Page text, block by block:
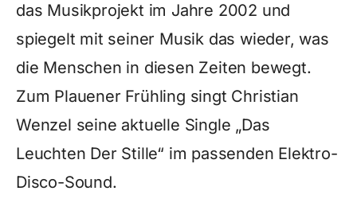
das Musikprojekt im Jahre 2002 und
spiegelt mit seiner Musik das wieder, was
die Menschen in diesen Zeiten bewegt.
Zum Plauener Frühling singt Christian
Wenzel seine aktuelle Single „Das
Leuchten Der Stille“ im passenden Elektro-
Disco-Sound.